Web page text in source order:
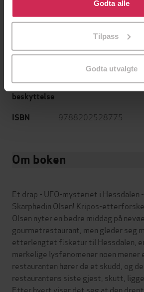
bruke cookies for alle disse
tilpasse ditt samtykke til spesifikke
Godta alle
Tilpass
Godta utvalgte
serie
DRM-
beskyttelse
Vannmerket
ISBN 9788202528775
Om boken
Et drap - UFO-mysteriet i Hessdalen
Skarphedin Olsen! Kripos-
Olsen nyter en bedre middag på
gourmetrestaurant, men gleder seg
etterlengtet fisketur til Hessdalen,
merkelige lysfenomener noen mener
restauranten hører de et skudd, og
restaurantens siste gjest, skutt,
Etter hvert viser det seg at den